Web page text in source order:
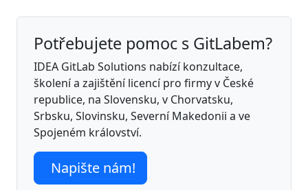
Potřebujete pomoc s GitLabem?
IDEA GitLab Solutions nabízí konzultace,
školení a zajištění licencí pro firmy v České
republice, na Slovensku, v Chorvatsku,
Srbsku, Slovinsku, Severní Makedonii a ve
Spojeném království.
Napište nám!